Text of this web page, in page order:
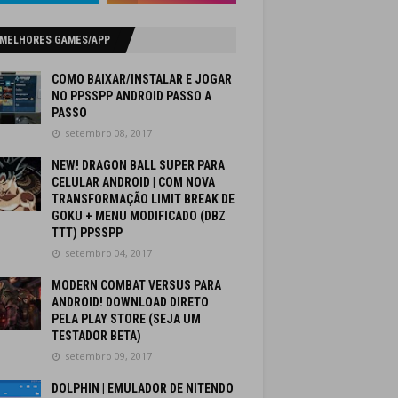
GAMES/APP
COMO BAIXAR/INSTALAR E JOGAR
NO PPSSPP ANDROID PASSO A
PASSO
setembro 08, 2017
NEW! DRAGON BALL SUPER PARA
CELULAR ANDROID | COM NOVA
TRANSFORMAÇÃO LIMIT BREAK DE
GOKU + MENU MODIFICADO (DBZ
TTT) PPSSPP
setembro 04, 2017
MODERN COMBAT VERSUS PARA
ANDROID! DOWNLOAD DIRETO
PELA PLAY STORE (SEJA UM
TESTADOR BETA)
setembro 09, 2017
DOLPHIN | EMULADOR DE NITENDO